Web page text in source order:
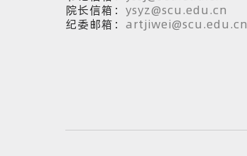
院长信箱： ysyz@scu.edu.cn
纪委邮箱： artjiwei@scu.edu.cn